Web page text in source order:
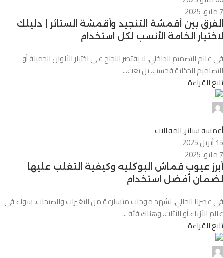
7 مايو، 2025
الفرق بين أقمشة التنجيد وأقمشة الستائر | دليلك
لاختيار الخامة الأنسب لكل استخدام
في عالم التصميم الداخلي، لا يقتصر النجاح على اختيار الألوان الجميلة أو
التصاميم الجذابة فحسب، بل يعت...
تابع القراءة
أقمشة ستائر,المقالات
15 أبريل 2025
7 مايو، 2025
أبرز عيوب قماش البوكليه وكيفية التغلب عليها
لضمان أفضل استخدام
في عصرنا الحالي، نشهد موجات متسارعة من التغيرات والصيحات، سواء في
عالم الأزياء أو الأثاث. وهناك فئة ...
تابع القراءة